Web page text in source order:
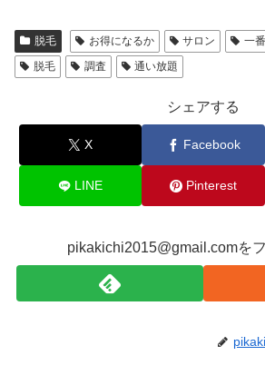
脱毛 お得になるか サロン 一
脱毛
調査 通い放題
シェアする
X Facebook
LINE Pinterest
pikakichi2015@gmail.comを